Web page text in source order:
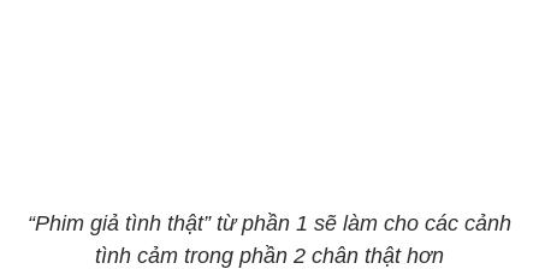
“Phim giả tình thật” từ phần 1 sẽ làm cho các cảnh
tình cảm trong phần 2 chân thật hơn